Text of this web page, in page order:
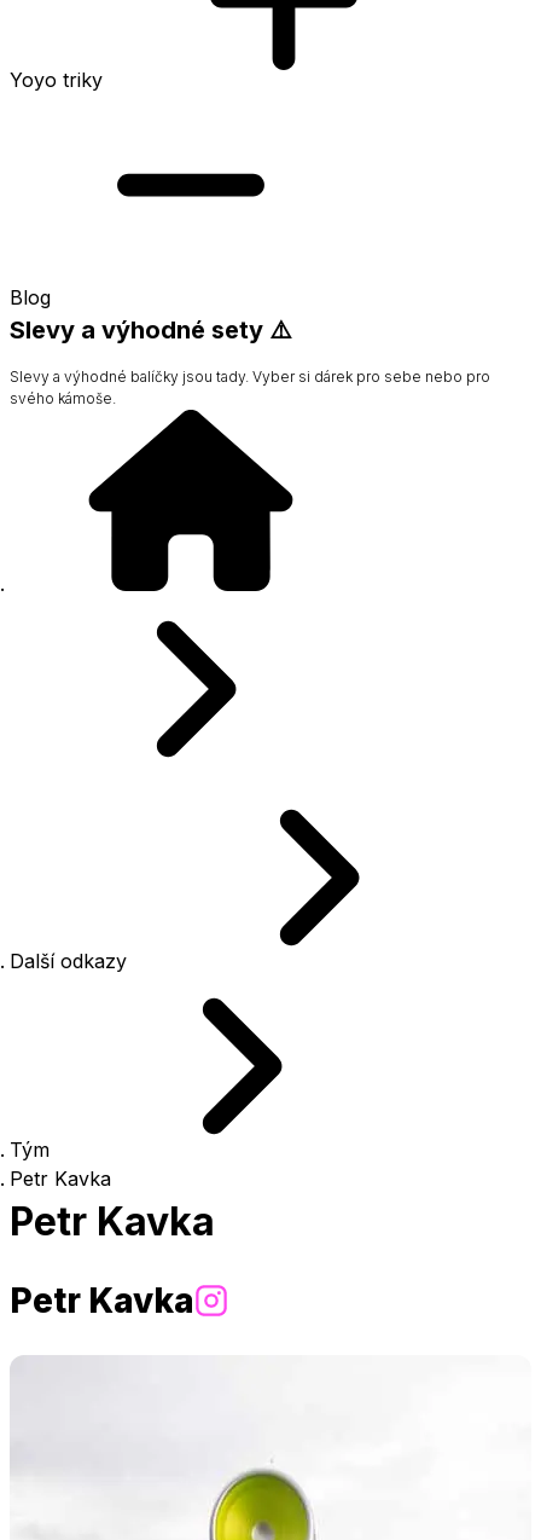
Yoyo triky
Blog
Slevy a výhodné sety ⚠️
Slevy a výhodné balíčky jsou tady. Vyber si dárek pro sebe nebo pro
svého kámoše.
Další odkazy
Tým
Petr Kavka
Petr Kavka
Petr Kavka